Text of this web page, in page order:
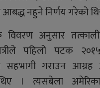
नहुने निर्णय गरेको
विवरण अनुसार
पहिलो पटक
सहभागी गराउन आग्रह
। त्यसबेला